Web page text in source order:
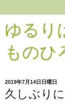
ゆるり
ものひ
2019年7月14日日曜日
久しぶり